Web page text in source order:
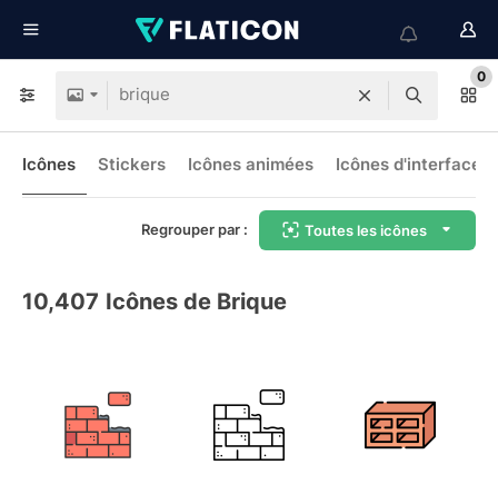
0
Icônes Stickers Icônes animées Icônes d'interface
Regrouper par : Toutes les icônes
10,407 Icônes de Brique